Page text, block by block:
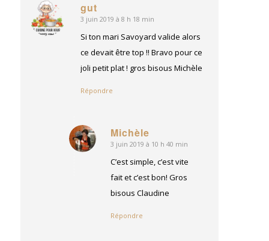
gut
dit
:
3 juin 2019 à 8 h 18 min
Si ton mari Savoyard valide alors
ce devait être top !! Bravo pour ce
joli petit plat ! gros bisous Michèle
Répondre
Michèle
dit
3 juin 2019 à 10 h 40 min
C’est simple, c’est vite
fait et c’est bon! Gros
bisous Claudine
Répondre